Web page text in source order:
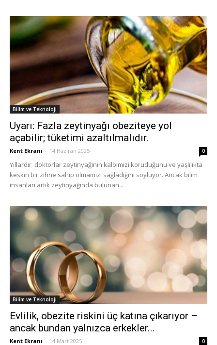
Bilim ve Teknoloji
Uyarı: Fazla zeytinyağı obeziteye yol
açabilir; tüketimi azaltılmalıdır.
Kent Ekranı - 14 Haziran 2025 0
Yıllardır doktorlar zeytinyağının kalbimizi koruduğunu ve yaşlılıkta
keskin bir zihne sahip olmamızı sağladığını söylüyor. Ancak bilim
insanları artık zeytinyağında bulunan...
Bilim ve Teknoloji
Evlilik, obezite riskini üç katına çıkarıyor –
ancak bundan yalnızca erkekler...
Kent Ekranı - 14 Mart 2025 0